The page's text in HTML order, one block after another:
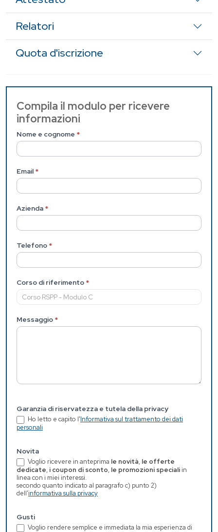
Relatori
Quota d'iscrizione
Contattaci
(Pagina
interna)
Compila il modulo per ricevere
informazioni
Nome e cognome *
Email *
Azienda *
Telefono *
Corso di riferimento *
Messaggio *
Garanzia di riservatezza e tutela della privacy
Ho letto e capito l'Informativa sul trattamento dei dati
personali
Novita
Voglio ricevere in anteprima le novità, le offerte
dedicate, i coupon di sconto, le promozioni specialiin
linea con i miei interessi.
secondo quanto indicato al paragrafo c) punto 2)
dell'informativa sulla privacy
Gusti
Voglio rendere semplice e immediata la mia esperienza di